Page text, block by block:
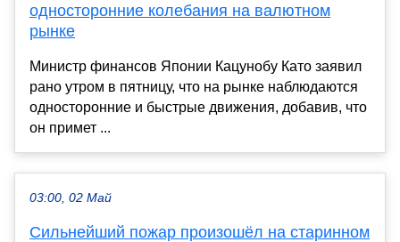
односторонние колебания на валютном
рынке
Министр финансов Японии Кацунобу Като заявил
рано утром в пятницу, что на рынке наблюдаются
односторонние и быстрые движения, добавив, что
он примет ...
03:00, 02 Май
Сильнейший пожар произошёл на старинном